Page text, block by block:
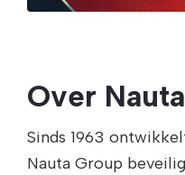
Over
Sinds 1963
Nauta Group